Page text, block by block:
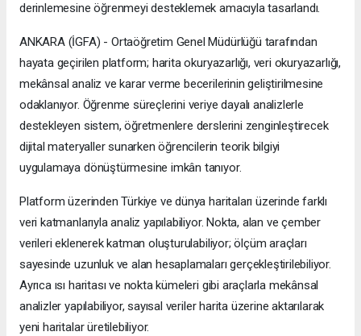
derinlemesine öğrenmeyi desteklemek amacıyla tasarlandı.
ANKARA (İGFA) - Ortaöğretim Genel Müdürlüğü tarafından
hayata geçirilen platform; harita okuryazarlığı, veri okuryazarlığı,
mekânsal analiz ve karar verme becerilerinin geliştirilmesine
odaklanıyor. Öğrenme süreçlerini veriye dayalı analizlerle
destekleyen sistem, öğretmenlere derslerini zenginleştirecek
dijital materyaller sunarken öğrencilerin teorik bilgiyi
uygulamaya dönüştürmesine imkân tanıyor.
Platform üzerinden Türkiye ve dünya haritaları üzerinde farklı
veri katmanlarıyla analiz yapılabiliyor. Nokta, alan ve çember
verileri eklenerek katman oluşturulabiliyor; ölçüm araçları
sayesinde uzunluk ve alan hesaplamaları gerçekleştirilebiliyor.
Ayrıca ısı haritası ve nokta kümeleri gibi araçlarla mekânsal
analizler yapılabiliyor, sayısal veriler harita üzerine aktarılarak
yeni haritalar üretilebiliyor.